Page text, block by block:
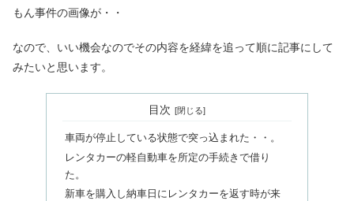
もん事件の画像が・・
なので、いい機会なのでその内容を経緯を追って順に記事にして
みたいと思います。
目次
車両が停止している状態で突っ込まれた・・。
レンタカーの軽自動車を所定の手続きで借り
た。
新車を購入し納車日にレンタカーを返す時が来